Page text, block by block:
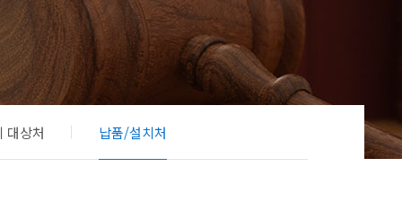
대상처 납품/설치처